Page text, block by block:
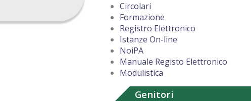
AUGURI DI BUON NATALE DAL DIRIGENTE
Circolari
Formazione
Registro Elettronico
Istanze On-line
NoiPA
Manuale Registo Elettronico
Modulistica
Genitori